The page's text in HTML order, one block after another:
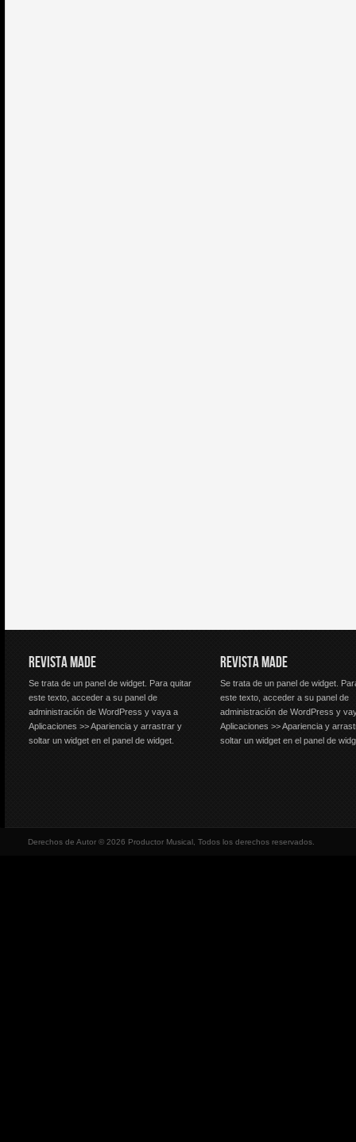
REVISTA MADE
Se trata de un panel de widget. Para quitar
este texto, acceder a su panel de
administración de WordPress y vaya a
Aplicaciones >> Apariencia y arrastrar y
soltar un widget en el panel de widget.
REVISTA MADE
Se trata de un panel de widget.
este texto, acceder a su panel de
administración de WordPress y
Aplicaciones >> Apariencia y
soltar un widget en el panel de
Derechos de Autor © 2026 Productor Musical, Todos los derechos reservados.